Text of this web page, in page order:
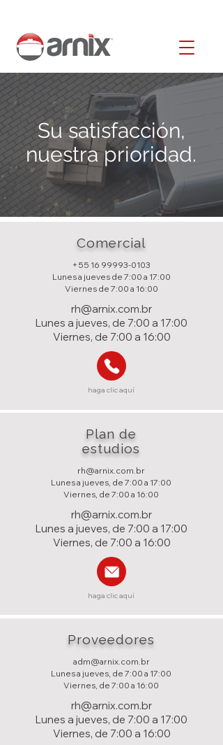
Su satisfacción,
nuestra prioridad.
Comercial
+55 16 99993-0103
Lunes a jueves de 7:00 a 17:00
Viernes de 7:00 a 16:00
rh@arnix.com.br
Lunes a jueves, de 7:00 a 17:00
Viernes, de 7:00 a 16:00
haga clic aquí
Plan de
estudios
rh@arnix.com.br
Lunes a jueves, de 7:00 a 17:00
Viernes, de 7:00 a 16:00
rh@arnix.com.br
Lunes a jueves, de 7:00 a 17:00
Viernes, de 7:00 a 16:00
haga clic aquí
Proveedores
adm@arnix.com.br
Lunes a jueves, de 7:00 a 17:00
Viernes, de 7:00 a 16:00
rh@arnix.com.br
Lunes a jueves, de 7:00 a 17:00
Viernes, de 7:00 a 16:00